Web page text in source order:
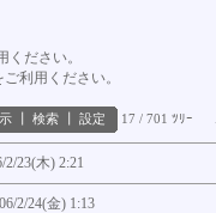
ください。
利用ください。
検索 設定 17 / 701 ﾂﾘｰ
2/23(木) 2:21
06/2/24(金) 1:13